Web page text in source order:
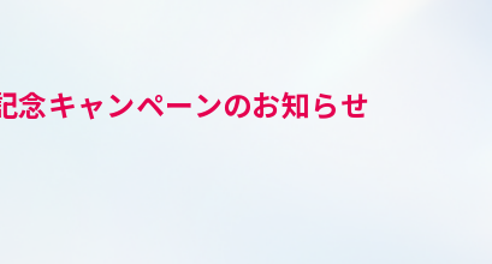
念キャンペーンのお知らせ